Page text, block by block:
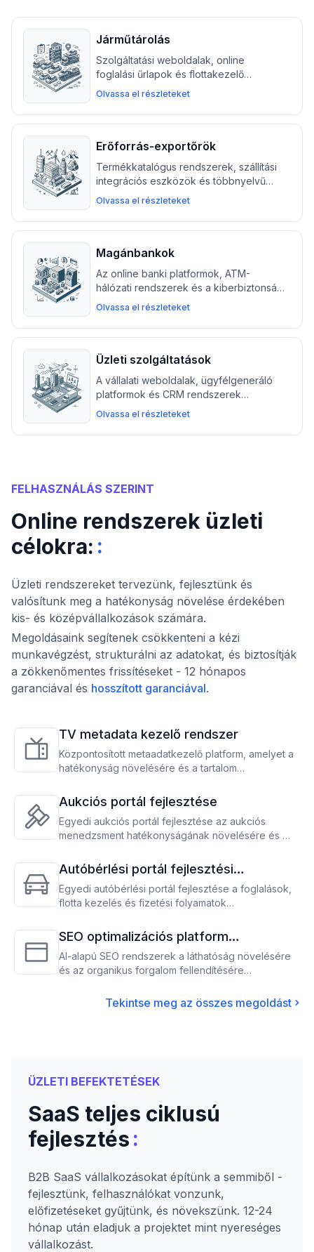
Járműtárolás
Szolgáltatási weboldalak, online
foglalási űrlapok és flottakezelő
eszközök segítik a járműtárolási és
kezelésében és a logisztika
Olvassa el részleteket
Erőforrás-exportőrök
Termékkatalógus rendszerek, szállítási
integrációs eszközök és többnyelvű
weboldalak segítik az erőforrás-
kezelésében, dokumentumok
nyomkövetésben.
Olvassa el részleteket
Magánbankok
Az online banki platformok, ATM-
hálózati rendszerek és a kiberbiztonsági
infrastruktúra segíti a magánbankokat a
nyújtásában, miközben biztosítják a KYC
Olvassa el részleteket
Üzleti szolgáltatások
A vállalati weboldalak, ügyfélgeneráló
platformok és CRM rendszerek
segítenek az üzleti közvetítőknek és
munkafolyamatok automatizálásában és
Olvassa el részleteket
FELHASZNÁLÁS SZERINT
Online rendszerek üzleti
célokra: :
Üzleti rendszereket tervezünk, fejlesztünk és
valósítunk meg a hatékonyság növelése érdekében
kis- és középvállalkozások számára.
Megoldásaink segítenek csökkenteni a kézi
munkavégzést, strukturálni az adatokat, és biztosítják
a zökkenőmentes frissítéseket - 12 hónapos
garanciával és hosszított garanciával.
TV metadata kezelő rendszer
Központosított metaadatkezelő platform, amelyet a
hatékonyság növelésére és a tartalom
üzemeltetők számára
Aukciós portál fejlesztése
Egyedi aukciós portál fejlesztése az aukciós
menedzsment hatékonyságának növelésére és az
Autóbérlési portál fejlesztési
szolgáltatás
Egyedi autóbérlési portál fejlesztése a foglalások,
flotta kezelés és fizetési folyamatok
optimalizálásához és a bevétel maximalizálásához.
SEO optimalizációs platform
WordPress és WooCommerce
számára
AI-alapú SEO rendszerek a láthatóság növelésére
és az organikus forgalom fellendítésére
Tekintse meg az összes megoldást
ÜZLETI BEFEKTETÉSEK
SaaS teljes ciklusú
fejlesztés:
B2B SaaS vállalkozásokat építünk a semmiből -
fejlesztünk, felhasználókat vonzunk,
előfizetéseket gyűjtünk, és növekszünk. 12-24
hónap után eladjuk a projektet mint nyereséges
vállalkozást.